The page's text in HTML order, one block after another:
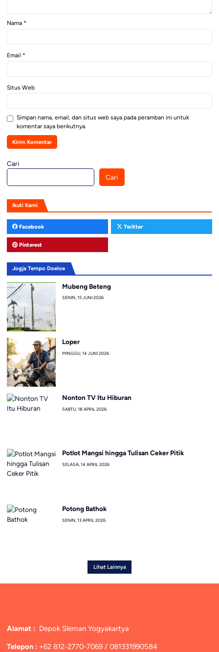
Nama *
Email *
Situs Web
Simpan nama, email, dan situs web saya pada peramban ini untuk
komentar saya berikutnya.
Cari
Cari
Ikuti Kami
Facebook Twitter
Pinterest
Jogja Tempo Doeloe
Mubeng Beteng
SENIN, 15 JUNI 2026
Loper
MINGGU, 14 JUNI 2026
Nonton TV Itu Hiburan
SABTU, 18 APRIL 2026
Potlot Mangsi hingga Tulisan Ceker Pitik
SELASA, 14 APRIL 2026
Potong Bathok
SENIN, 13 APRIL 2026
Lihat Lainnya
Alamat : Depok Sleman Yogyakartya
Telepon : +62 812-2770-7069 / 081331990584